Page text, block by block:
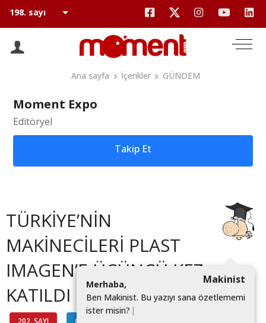
Ana sayfa İçerikler GÜNDEM
Moment Expo
Editöryel
Takip Et
TÜRKİYE’NİN
MAKİNECİLERİ PLAST
IMAGEN’E ÜÇÜNCÜ KEZ
KATILDI
202. SAYI GÜNDEM #MAIB
Makinist
Merhaba,
Ben Makinist. Bu yazıyı sana özetlememi
ister misin? |